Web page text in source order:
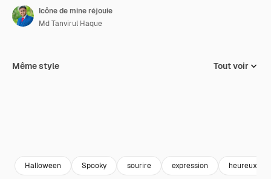
Icône de mine réjouie
Md Tanvirul Haque
Même style Tout voir
Halloween Spooky sourire expression heureux